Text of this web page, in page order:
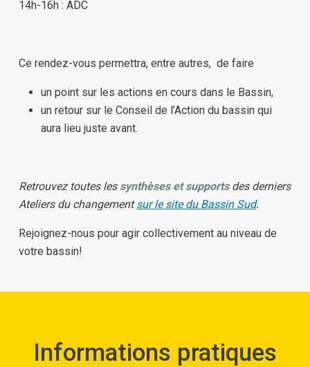
14h-16h : ADC
Ce rendez-vous permettra, entre autres, de faire
un point sur les actions en cours dans le Bassin,
un retour sur le Conseil de l’Action du bassin qui
aura lieu juste avant.
Retrouvez toutes les synthèses et supportsdes derniers
Ateliers du changementsur le site du Bassin Sud.
Rejoignez-nous pour agir collectivement au niveau de
votre bassin!
Informations pratiques